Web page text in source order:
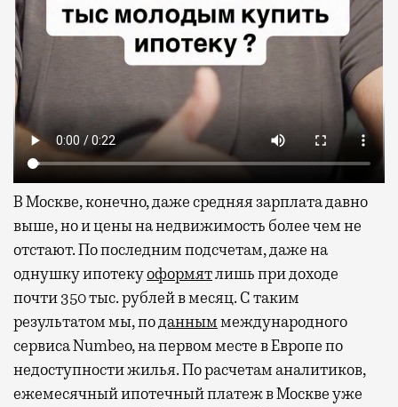
В Москве, конечно, даже средняя зарплата давно
выше, но и цены на недвижимость более чем не
отстают. По последним подсчетам, даже на
однушку ипотекуоформятлишь при доходе
почти 350 тыс. рублей в месяц. С таким
результатом мы, поданныммеждународного
сервиса Numbeo, на первом месте в Европе по
недоступности жилья. По расчетам аналитиков,
ежемесячный ипотечный платеж в Москве уже